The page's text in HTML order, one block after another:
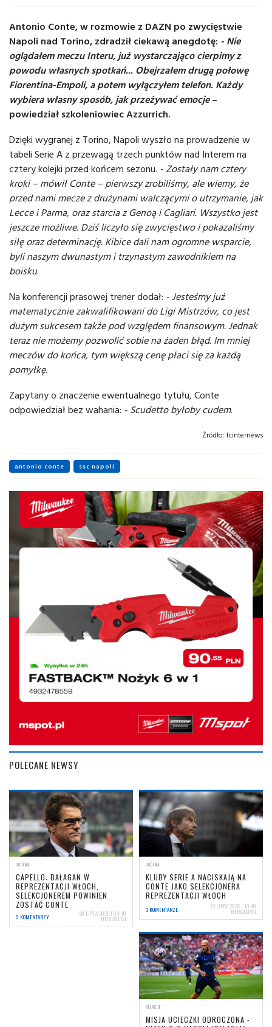
Antonio Conte, w rozmowie z DAZN po zwycięstwie
Napoli nad Torino, zdradził ciekawą anegdotę: - Nie
oglądałem meczu Interu, już wystarczająco cierpimy z
powodu własnych spotkań... Obejrzałem drugą połowę
Fiorentina-Empoli, a potem wyłączyłem telefon. Każdy
wybiera własny sposób, jak przeżywać emocje–
powiedział szkoleniowiec Azzurrich.
Dzięki wygranej z Torino, Napoli wyszło na prowadzenie w
tabeli Serie A z przewagą trzech punktów nad Interem na
cztery kolejki przed końcem sezonu. - Zostały nam cztery
kroki – mówił Conte – pierwszy zrobiliśmy, ale wiemy, że
przed nami mecze z drużynami walczącymi o utrzymanie, jak
Lecce i Parma, oraz starcia z Genoą i Cagliari. Wszystko jest
jeszcze możliwe. Dziś liczyło się zwycięstwo i pokazaliśmy
siłę oraz determinację. Kibice dali nam ogromne wsparcie,
byli naszym dwunastym i trzynastym zawodnikiem na
boisku.
Na konferencji prasowej trener dodał: - Jesteśmy już
matematycznie zakwalifikowani do Ligi Mistrzów, co jest
dużym sukcesem także pod względem finansowym. Jednak
teraz nie możemy pozwolić sobie na żaden błąd. Im mniej
meczów do końca, tym większą cenę płaci się za każdą
pomyłkę.
Zapytany o znaczenie ewentualnego tytułu, Conte
odpowiedział bez wahania: - Scudetto byłoby cudem.
Źródło: fcinternews
antonio conte ssc napoli
POLECANE NEWSY
OGÓLNA
CAPELLO: BAŁAGAN W
REPREZENTACJI WŁOCH,
SELEKCJONEREM POWINIEN
ZOSTAĆ CONTE
0 KOMENTARZY 28 LIPCA 2026 | 09:10
NERIOCORSI
OGÓLNA
KLUBY SERIE A NACISKAJĄ NA
CONTE JAKO SELEKCJONERA
REPREZENTACJI WŁOCH
3 KOMENTARZE 23 LIPCA 2026 | 10:40
NERIOCORSI
RELACJE
MISJA UCIECZKI ODROCZONA -